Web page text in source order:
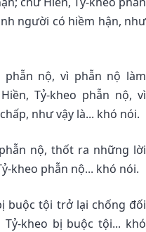
người có hiềm hận, như
phẫn nộ, vì phẫn nộ làm
Tỷ-kheo phẫn nộ, vì
như vậy là... khó nói.
nộ, thốt ra những lời
kheo phẫn nộ... khó nói.
buộc tội trở lại chống đối
kheo bị buộc tội... khó